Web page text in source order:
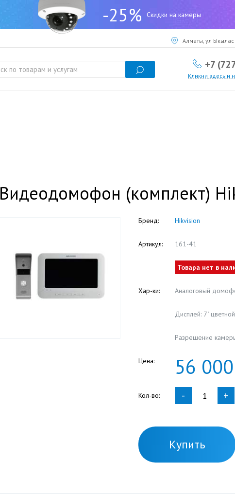
-25% Скидки на камеры
Алматы, ул Ыкылас
+7
Кликни здесь и
Видеодомофон (комплект)
Бренд: Hikvision
Артикул: 161-41
Товара нет в
Хар-ки: Аналоговый
Дисплей: 7"
Разрешение
Цена: 56 000
Кол-во: - +
Купить